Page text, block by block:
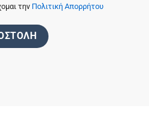
την Πολιτική Απορρήτου